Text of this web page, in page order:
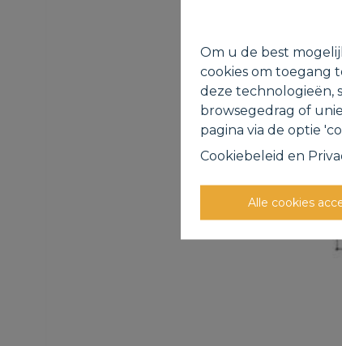
Om u de best
cookies om toegang
deze technologieën,
browsegedrag of
pagina via de optie
Cookiebeleid en
Alle cookies